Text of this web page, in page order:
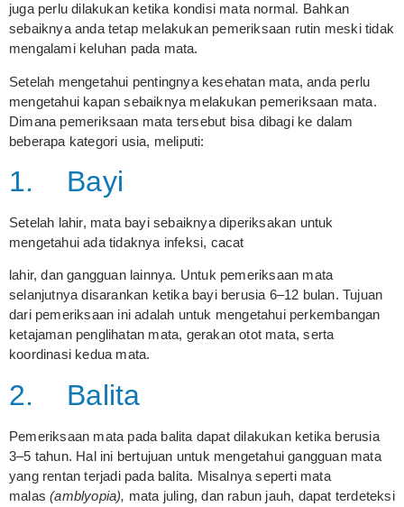
juga perlu dilakukan ketika kondisi mata normal. Bahkan
sebaiknya anda tetap melakukan pemeriksaan rutin meski tidak
mengalami keluhan pada mata.
Setelah mengetahui pentingnya kesehatan mata, anda perlu
mengetahui kapan sebaiknya melakukan pemeriksaan mata.
Dimana pemeriksaan mata tersebut bisa dibagi ke dalam
beberapa kategori usia, meliputi:
1. Bayi
Setelah lahir, mata bayi sebaiknya diperiksakan untuk
mengetahui ada tidaknya infeksi, cacat
lahir, dan gangguan lainnya. Untuk pemeriksaan mata
selanjutnya disarankan ketika bayi berusia 6–12 bulan. Tujuan
dari pemeriksaan ini adalah untuk mengetahui perkembangan
ketajaman penglihatan mata, gerakan otot mata, serta
koordinasi kedua mata.
2. Balita
Pemeriksaan mata pada balita dapat dilakukan ketika berusia
3–5 tahun. Hal ini bertujuan untuk mengetahui gangguan mata
yang rentan terjadi pada balita. Misalnya seperti mata
malas(amblyopia), mata juling, dan rabun jauh, dapat terdeteksi